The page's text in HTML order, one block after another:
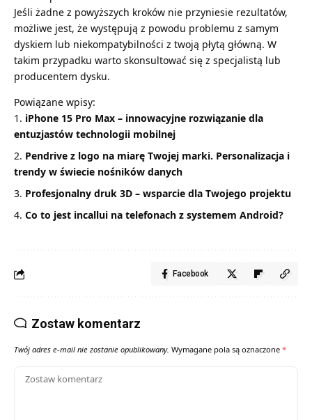
Jeśli żadne z powyższych kroków nie przyniesie rezultatów,
możliwe jest, że występują z powodu problemu z samym
dyskiem lub niekompatybilności z twoją płytą główną. W
takim przypadku warto skonsultować się z specjalistą lub
producentem dysku.
Powiązane wpisy:
iPhone 15 Pro Max – innowacyjne rozwiązanie dla
entuzjastów technologii mobilnej
Pendrive z logo na miarę Twojej marki. Personalizacja i
trendy w świecie nośników danych
Profesjonalny druk 3D – wsparcie dla Twojego projektu
Co to jest incallui na telefonach z systemem Android?
Facebook
Zostaw komentarz
Twój adres e-mail nie zostanie opublikowany. Wymagane pola są oznaczone *